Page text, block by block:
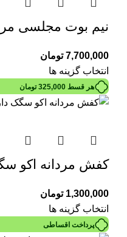
نیم بوت مجلسی
7,700,000 تومان
انتخاب گزینه ها
هر قسط 325,000 تومان
کفش مردانه اکو سگک
1,300,000 تومان
انتخاب گزینه ها
پرداخت اقساطی